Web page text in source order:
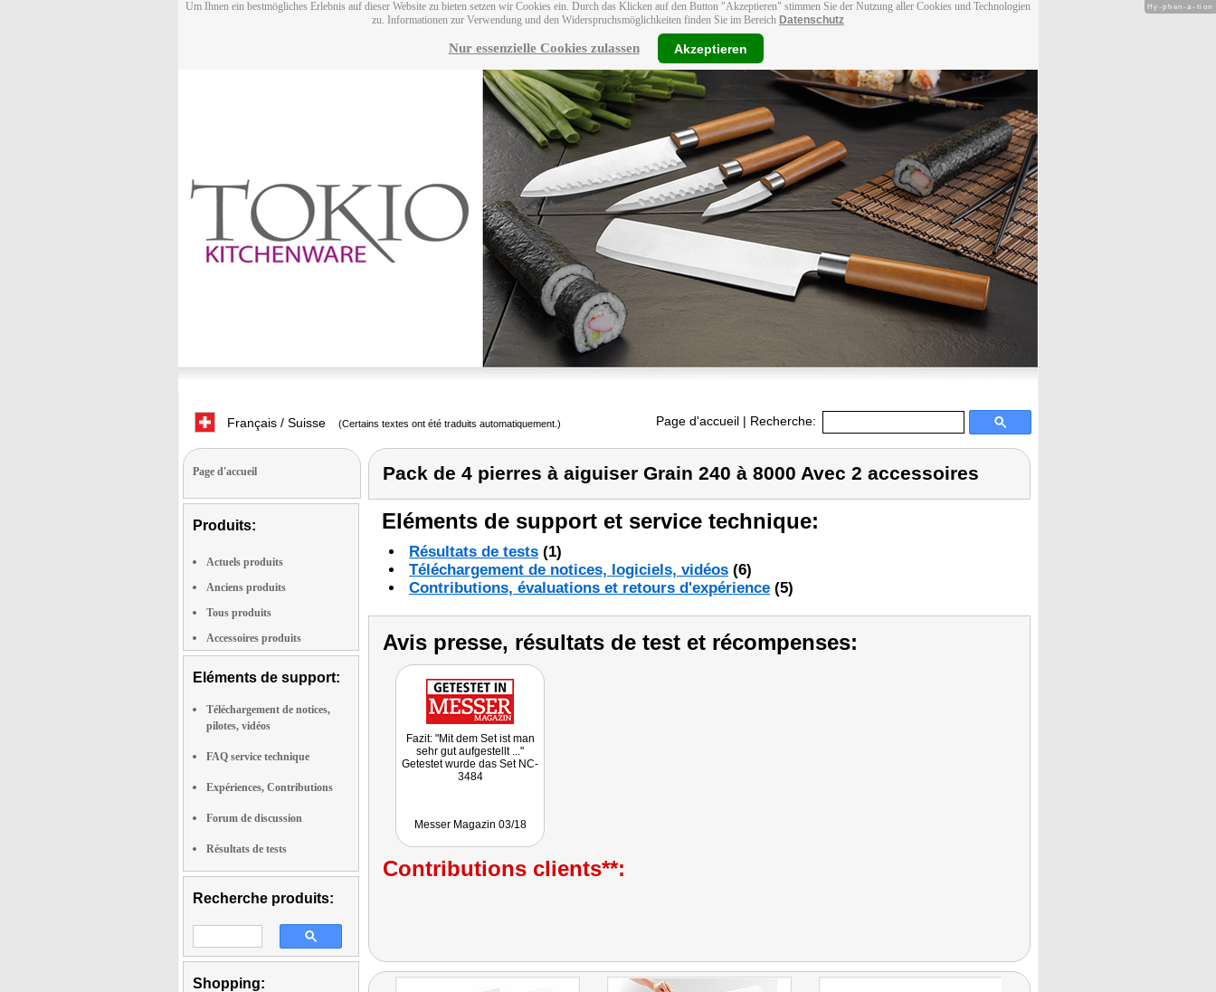
Um Ihnen ein bestmögliches Erlebnis auf dieser Website zu bieten setzen wir Cookies ein. Durch das Klicken auf den Button "Akzeptieren" stimmen Sie der Nutzung aller Cookies und Technologien
zu. Informationen zur Verwendung und den Widerspruchsmöglichkeiten finden Sie im Bereich Datenschutz
Nur essenzielle Cookies zulassen Akzeptieren
Français / Suisse (Certains textes ont été traduits automatiquement.) Page d'accueil | Recherche:
Page d'accueil
Produits:
Actuels produits
Anciens produits
Tous produits
Accessoires produits
Eléments de support:
Téléchargement de notices,
pilotes, vidéos
FAQ service technique
Expériences, Contributions
Forum de discussion
Résultats de tests
Recherche produits:
Shopping:
Pack de 4 pierres à aiguiser Grain 240 à 8000 Avec 2 accessoires
Eléments de support et service technique:
Résultats de tests (1)
Téléchargement de notices, logiciels, vidéos (6)
Contributions, évaluations et retours d'expérience (5)
Avis presse, résultats de test et récompenses:
Fazit: "Mit dem Set ist man
sehr gut aufgestellt ..."
Getestet wurde das Set NC-
3484
Messer Magazin 03/18
Contributions clients**:
Hy-phen-a-tion